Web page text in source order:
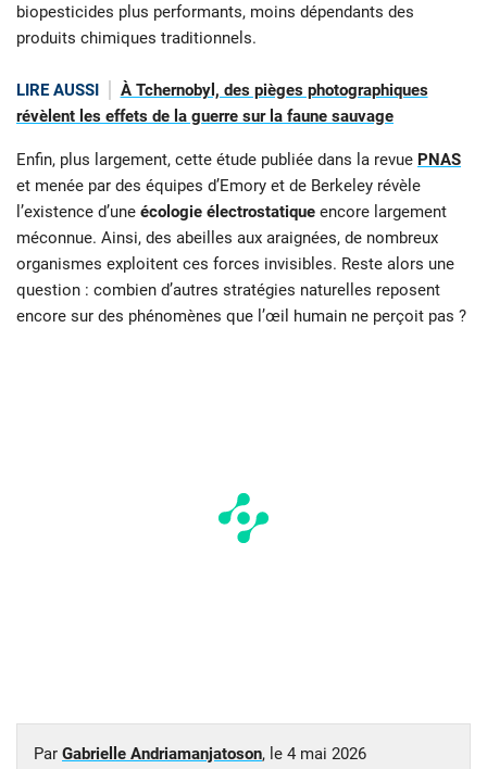
biopesticides plus performants, moins dépendants des
produits chimiques traditionnels.
LIRE AUSSI
À Tchernobyl, des pièges photographiques
révèlent les effets de la guerre sur la faune sauvage
Enfin, plus largement, cette étude publiée dans la revue PNAS
et menée par des équipes d’Emory et de Berkeley révèle
l’existence d’une écologie électrostatique encore largement
méconnue. Ainsi, des abeilles aux araignées, de nombreux
organismes exploitent ces forces invisibles. Reste alors une
question : combien d’autres stratégies naturelles reposent
encore sur des phénomènes que l’œil humain ne perçoit pas ?
Par Gabrielle Andriamanjatoson, le 4 mai 2026